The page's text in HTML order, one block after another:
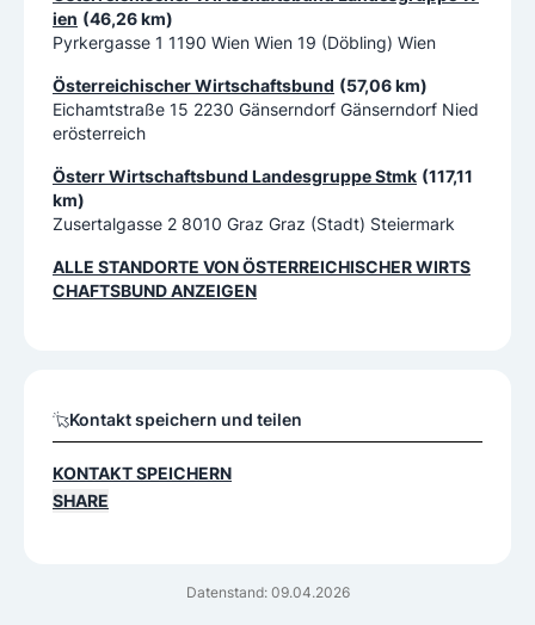
Datenstand: 09.04.2026
ien (46,26 km)
Pyrkergasse 1 1190 Wien Wien 19 (Döbling) Wien
Österreichischer Wirtschaftsbund (57,06 km)
Eichamtstraße 15 2230 Gänserndorf Gänserndorf Nied
erösterreich
Österr Wirtschaftsbund Landesgruppe Stmk (117,11
km)
Zusertalgasse 2 8010 Graz Graz (Stadt) Steiermark
ALLE STANDORTE VONÖSTERREICHISCHER WIRTS
CHAFTSBUNDANZEIGEN
Kontakt speichern und teilen
KONTAKT SPEICHERN
SHARE